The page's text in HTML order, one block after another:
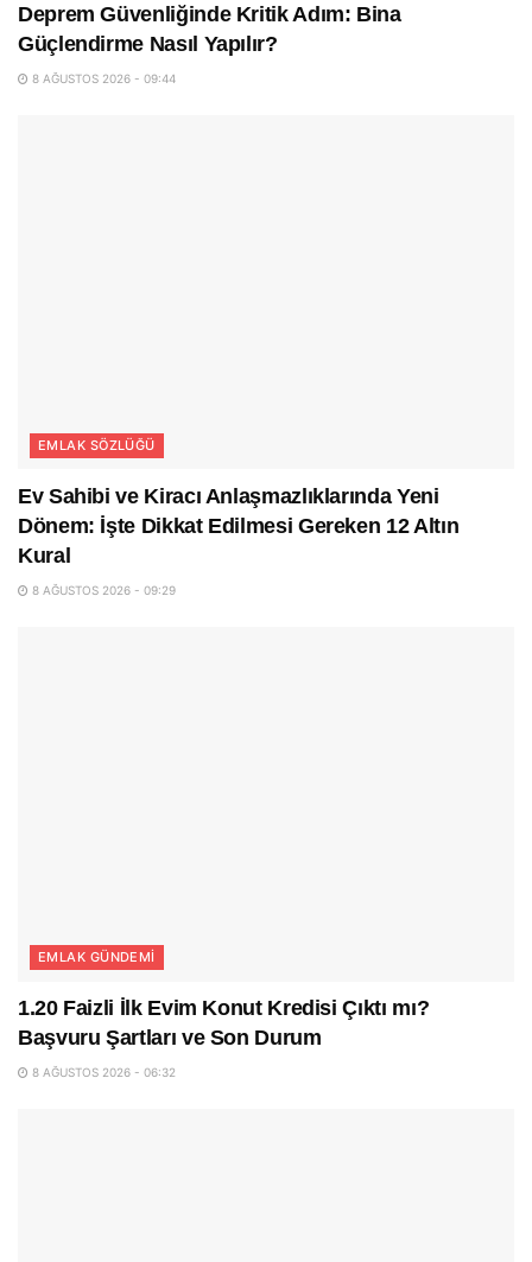
Deprem Güvenliğinde Kritik Adım: Bina
Güçlendirme Nasıl Yapılır?
8 AĞUSTOS 2026 - 09:44
EMLAK SÖZLÜĞÜ
Ev Sahibi ve Kiracı Anlaşmazlıklarında Yeni
Dönem: İşte Dikkat Edilmesi Gereken 12 Altın
Kural
8 AĞUSTOS 2026 - 09:29
EMLAK GÜNDEMI
1.20 Faizli İlk Evim Konut Kredisi Çıktı mı?
Başvuru Şartları ve Son Durum
8 AĞUSTOS 2026 - 06:32